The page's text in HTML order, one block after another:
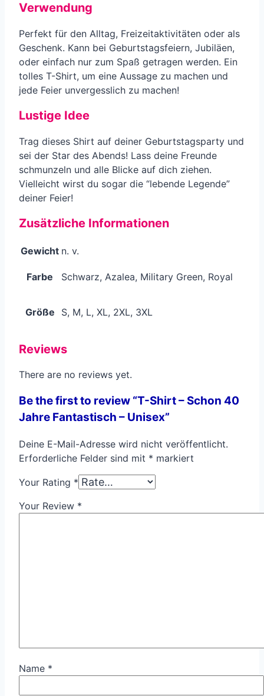
Verwendung
Perfekt für den Alltag, Freizeitaktivitäten oder als
Geschenk. Kann bei Geburtstagsfeiern, Jubiläen,
oder einfach nur zum Spaß getragen werden. Ein
tolles T-Shirt, um eine Aussage zu machen und
jede Feier unvergesslich zu machen!
Lustige Idee
Trag dieses Shirt auf deiner Geburtstagsparty und
sei der Star des Abends! Lass deine Freunde
schmunzeln und alle Blicke auf dich ziehen.
Vielleicht wirst du sogar die “lebende Legende”
deiner Feier!
Zusätzliche Informationen
Gewicht n. v.
Farbe Schwarz, Azalea, Military Green, Royal
Größe S, M, L, XL, 2XL, 3XL
Reviews
There are no reviews yet.
Be the first to review “T-Shirt – Schon 40
Jahre Fantastisch – Unisex”
Deine E-Mail-Adresse wird nicht veröffentlicht.
Erforderliche Felder sind mit * markiert
Your Rating *
Your Review *
Name *